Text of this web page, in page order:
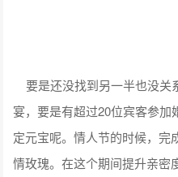
要是还没找到另一半也没关
宴，要是有超过20位宾客参
定元宝呢。情人节的时候，完
情玫瑰。在这个期间提升亲密